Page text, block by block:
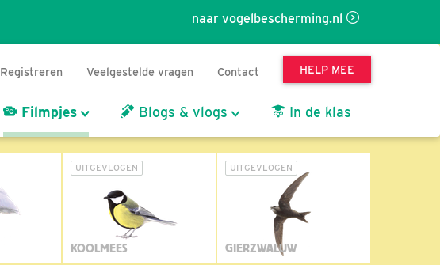
naar vogelbescherming.nl
Registreren Veelgestelde vragen Contact HELP MEE
Filmpjes Blogs & vlogs In de klas
UITGEVLOGEN
KOOLMEES
UITGEVLOGEN
GIERZWALUW